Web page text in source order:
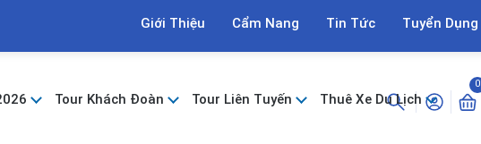
Giới Thiệu Cẩm Nang Tin Tức Tuyển Dụng
Tour Khách Đoàn Tour Liên Tuyến Thuê Xe Du Lịch
0